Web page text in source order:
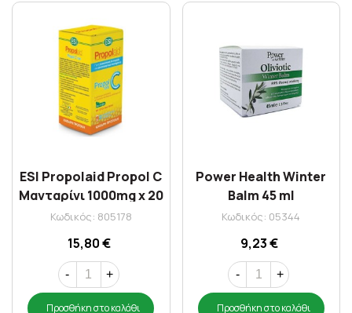
ESI Propolaid Propol C
Μανταρίνι 1000mg x 20
αναβράζοντα δισκία
Κωδικός: 805178
15,80 €
- +
Προσθήκη στο καλάθι
Power Health Winter
Balm 45 ml
Κωδικός: 05344
9,23 €
- +
Προσθήκη στο καλάθι